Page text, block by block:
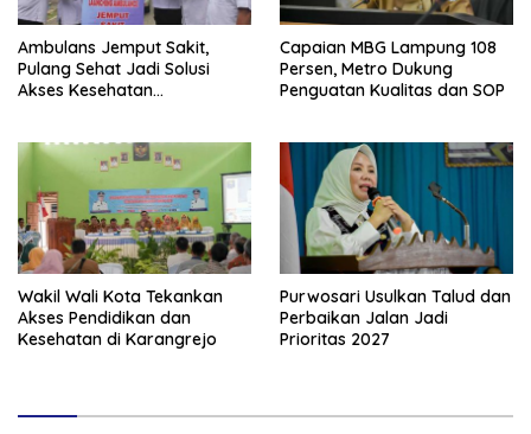
Ambulans Jemput Sakit,
Pulang Sehat Jadi Solusi
Akses Kesehatan
Capaian MBG Lampung 108
Persen, Metro Dukung
Penguatan Kualitas dan SOP
Wakil Wali Kota Tekankan
Akses Pendidikan dan
Kesehatan di Karangrejo
Purwosari Usulkan Talud dan
Perbaikan Jalan Jadi
Prioritas 2027